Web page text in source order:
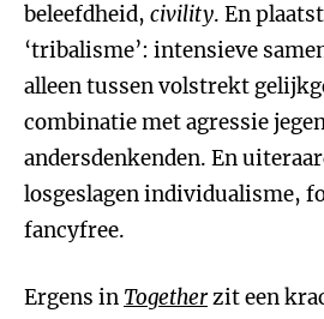
beleefdheid, civility. En
‘tribalisme’: intensieve
alleen tussen volstrekt
combinatie met agressie
andersdenkenden. En
losgeslagen individualisme,
fancyfree.
Ergens in Togetherzit een